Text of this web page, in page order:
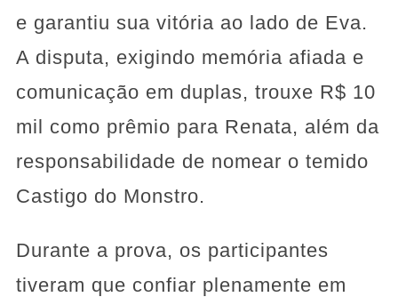
e garantiu sua vitória ao lado de Eva.
A disputa, exigindo memória afiada e
comunicação em duplas, trouxe R$ 10
mil como prêmio para Renata, além da
responsabilidade de nomear o temido
Castigo do Monstro.
Durante a prova, os participantes
tiveram que confiar plenamente em